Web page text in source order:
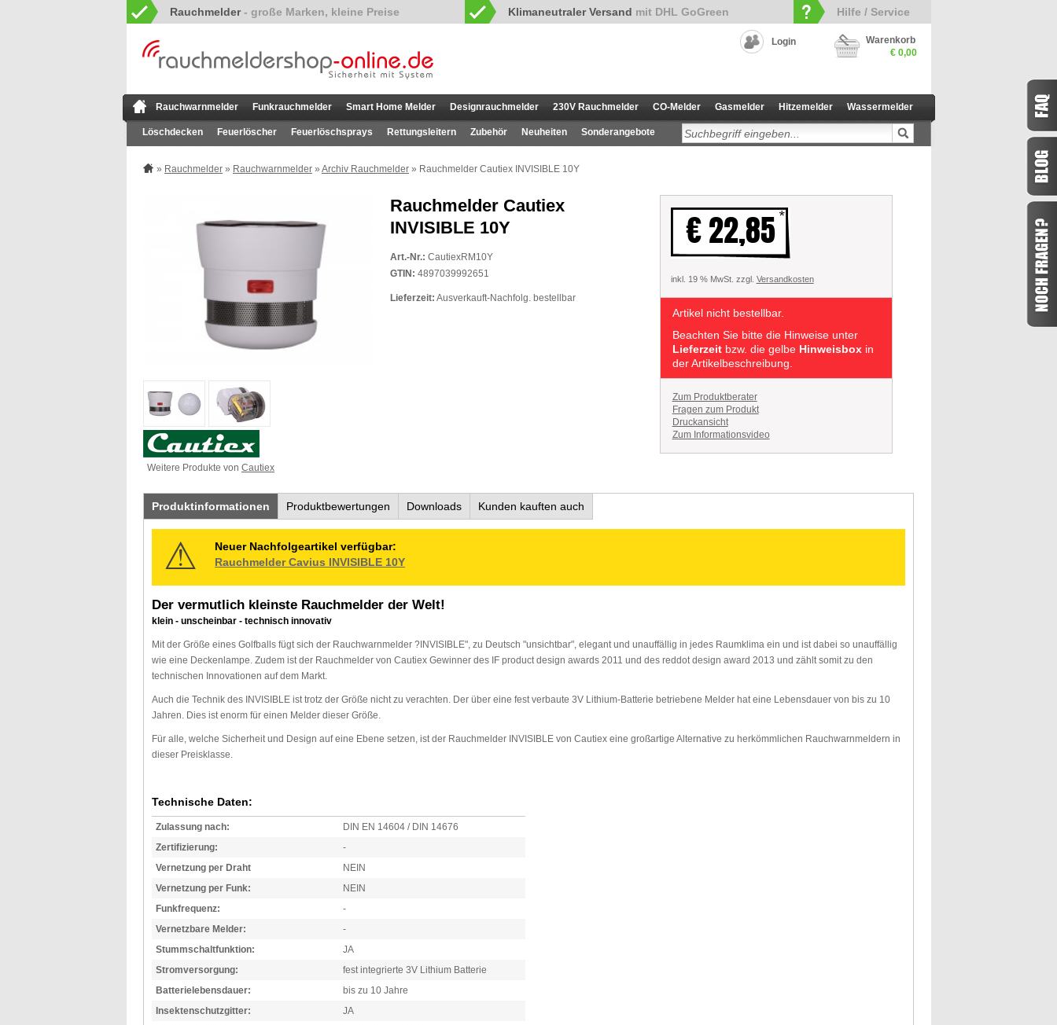
Rauchmelder Klimaneutraler Versand mit DHL GoGreen Hilfe / Service
Login
Warenkorb
€ 0,00
Rauchwarnmelder Funkrauchmelder Smart Home Melder Designrauchmelder 230V Rauchmelder CO-Melder Gasmelder Hitzemelder Wassermelder
Löschdecken Feuerlöscher Feuerlöschsprays Rettungsleitern Zubehör Neuheiten Sonderangebote
» Rauchmelder » Rauchwarnmelder » Archiv Rauchmelder » Rauchmelder Cautiex INVISIBLE 10Y
Weitere Produkte von Cautiex
Rauchmelder Cautiex
INVISIBLE 10Y
Art.-Nr.: CautiexRM10Y
GTIN: 4897039992651
Lieferzeit: Ausverkauft-Nachfolg. bestellbar
€ 22,85
inkl. 19 % MwSt. zzgl. Versandkosten
Artikel nicht bestellbar.
Beachten Sie bitte die Hinweise unter
Lieferzeitbzw. die gelbe Hinweisboxin
der Artikelbeschreibung.
Zum Produktberater
Fragen zum Produkt
Druckansicht
Zum Informationsvideo
Produktinformationen Produktbewertungen Downloads Kunden kauften auch
Neuer Nachfolgeartikel verfügbar:
Rauchmelder Cavius INVISIBLE 10Y
Der vermutlich kleinste Rauchmelder der Welt!
klein - unscheinbar - technisch innovativ
Mit der Größe eines Golfballs fügt sich der Rauchwarnmelder ?INVISIBLE", zu Deutsch "unsichtbar", elegant und unauffällig in jedes Raumklima ein und ist dabei so unauffällig
wie eine Deckenlampe. Zudem ist der Rauchmelder von Cautiex Gewinner des IF product design awards 2011 und des reddot design award 2013 und zählt somit zu den
technischen Innovationen auf dem Markt.
Auch die Technik des INVISIBLE ist trotz der Größe nicht zu verachten. Der über eine fest verbaute 3V Lithium-Batterie betriebene Melder hat eine Lebensdauer von bis zu 10
Jahren. Dies ist enorm für einen Melder dieser Größe.
Für alle, welche Sicherheit und Design auf eine Ebene setzen, ist der Rauchmelder INVISIBLE von Cautiex eine großartige Alternative zu herkömmlichen Rauchwarnmeldern in
dieser Preisklasse.
Technische Daten:
Zulassung nach:
DIN EN 14604 / DIN 14676
Zertifizierung:
-
Vernetzung per Draht
NEIN
Vernetzung per Funk:
NEIN
Funkfrequenz:
-
Vernetzbare Melder:
-
Stummschaltfunktion:
JA
Stromversorgung:
fest integrierte 3V Lithium Batterie
Batterielebensdauer:
bis zu 10 Jahre
Insektenschutzgitter:
JA